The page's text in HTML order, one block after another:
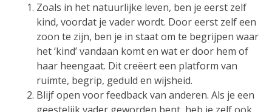
Zoals in het natuurlijke leven, ben je eerst zelf
kind, voordat je vader wordt. Door eerst zelf een
zoon te zijn, ben je in staat om te begrijpen waar
het ‘kind’ vandaan komt en wat er door hem of
haar heengaat. Dit creëert een platform van
ruimte, begrip, geduld en wijsheid.
Blijf open voor feedback van anderen. Als je een